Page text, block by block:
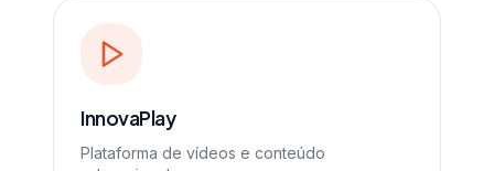
InnovaPlay
Plataforma de vídeos e conteúdo